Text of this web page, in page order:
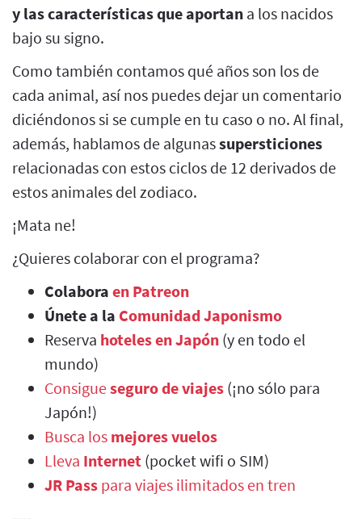
y las características que aportan a los nacidos
bajo su signo.
Como también contamos qué años son los de
cada animal, así nos puedes dejar un comentario
diciéndonos si se cumple en tu caso o no. Al final,
además, hablamos de algunassupersticiones
relacionadas con estos ciclos de 12 derivados de
estos animales del zodiaco.
¡Mata ne!
¿Quieres colaborar con el programa?
Colabora en Patreon
Únete a la Comunidad Japonismo
Reserva hoteles en Japón (y en todo el
mundo)
Consigueseguro de viajes (¡no sólo para
Japón!)
Busca los mejores vuelos
Lleva Internet (pocket wifi o SIM)
JR Pass para viajes ilimitados en tren